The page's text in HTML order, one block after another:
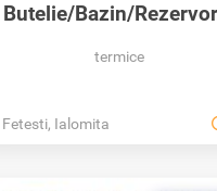
Butelie/Bazin/
termice
Fetesti, Ialomita